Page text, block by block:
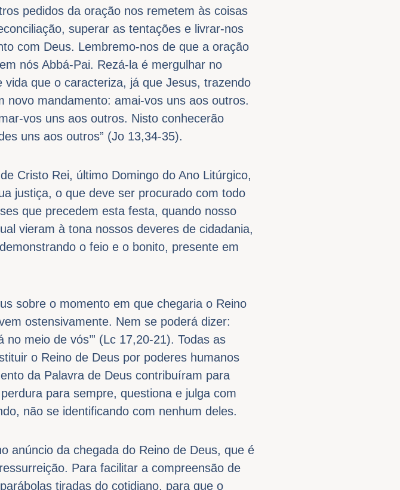
pedidos da oração nos remetem às coisas
superar as tentações e livrar-nos
com Deus. Lembremo-nos de que a oração
nós Abbá-Pai. Rezá-la é mergulhar no
que o caracteriza, já que Jesus, trazendo
novo mandamento: amai-vos uns aos outros.
vos uns aos outros. Nisto conhecerão
uns aos outros” (Jo 13,34-35).
Cristo Rei, último Domingo do Ano Litúrgico,
justiça, o que deve ser procurado com todo
que precedem esta festa, quando nosso
vieram à tona nossos deveres de cidadania,
o feio e o bonito, presente em
sobre o momento em que chegaria o Reino
ostensivamente. Nem se poderá dizer:
meio de vós’” (Lc 17,20-21). Todas as
o Reino de Deus por poderes humanos
da Palavra de Deus contribuíram para
para sempre, questiona e julga com
não se identificando com nenhum deles.
anúncio da chegada do Reino de Deus, que é
Para facilitar a compreensão de
tiradas do cotidiano, para que o